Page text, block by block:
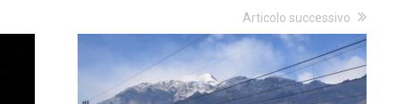
Articolo successivo